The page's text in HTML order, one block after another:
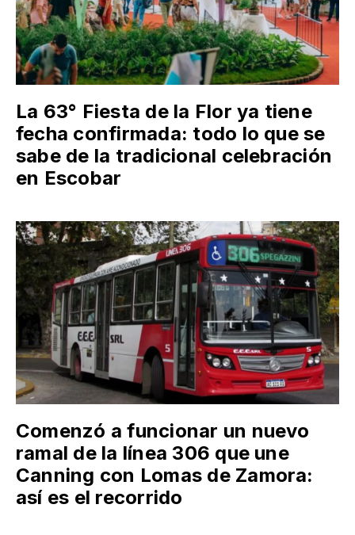
La 63° Fiesta de la Flor ya tiene
fecha confirmada: todo lo que se
sabe de la tradicional celebración
en Escobar
Comenzó a funcionar un nuevo
ramal de la línea 306 que une
Canning con Lomas de Zamora:
así es el recorrido